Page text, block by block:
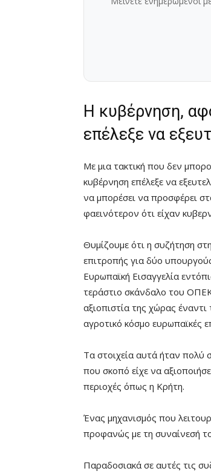
Η κυβέρνηση,
επέλεξε να
Με μια τακτική που δεν
κυβέρνηση επέλεξε να
να μπορέσει να προσφέρει
φαεινότερον ότι είχαν
Θυμίζουμε ότι η συζήτηση
επιτροπής για δύο
Ευρωπαϊκή Εισαγγελία
τεράστιο σκάνδαλο του
αξιοπιστία της χώρας
αγροτικό κόσμο ευρωπαϊκές
Τα στοιχεία αυτά ήταν πολύ
που σκοπό είχε να
περιοχές όπως η Κρήτη.
Ένας μηχανισμός που
προφανώς με τη συναίνεσή
Παραδοσιακά σε αυτές τις